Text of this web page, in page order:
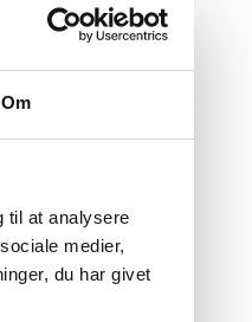
Om
til at analysere
medier,
du har givet